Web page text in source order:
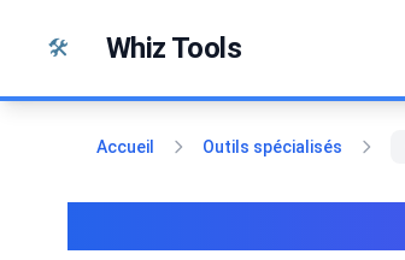
🛠️ Whiz Tools
Accueil Outils spécialisés